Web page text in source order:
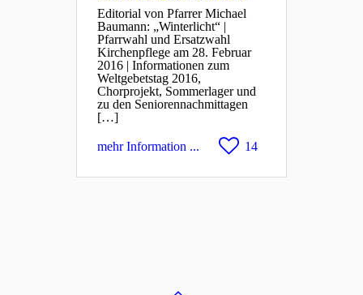
YouTube
Raumvermietung
Downloads
Agenda
Editorial von Pfarrer Michael
Baumann: „Winterlicht“ |
Pfarrwahl und Ersatzwahl
Kirchenpflege am 28. Februar
2016 | Informationen zum
Weltgebetstag 2016,
Chorprojekt, Sommerlager und
zu den Seniorennachmittagen
[…]
mehr Information ... 14